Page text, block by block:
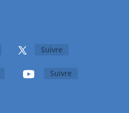
Suivre
Suivre